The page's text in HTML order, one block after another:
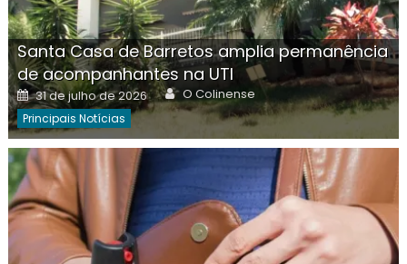
Santa Casa de Barretos amplia permanência
de acompanhantes na UTI
Posted
on
31 de julho de 2026 Author
O Colinense
Principais Notícias